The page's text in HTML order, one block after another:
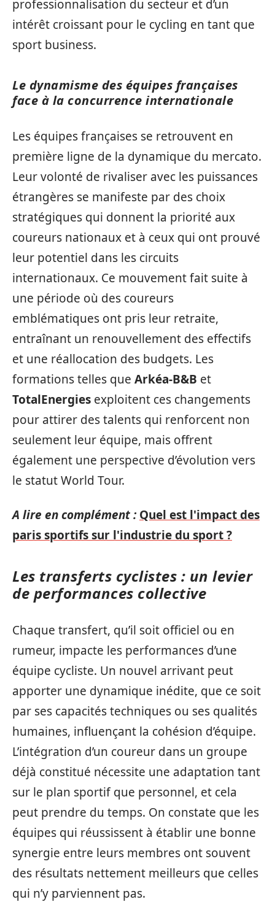
professionnalisation du secteur et d’un
intérêt croissant pour le cycling en tant que
sport business.
Le dynamisme des équipes françaises
face à la concurrence internationale
Les équipes françaises se retrouvent en
première ligne de la dynamique du mercato.
Leur volonté de rivaliser avec les puissances
étrangères se manifeste par des choix
stratégiques qui donnent la priorité aux
coureurs nationaux et à ceux qui ont prouvé
leur potentiel dans les circuits
internationaux. Ce mouvement fait suite à
une période où des coureurs
emblématiques ont pris leur retraite,
entraînant un renouvellement des effectifs
et une réallocation des budgets. Les
formations telles que Arkéa-B&B et
TotalEnergies exploitent ces changements
pour attirer des talents qui renforcent non
seulement leur équipe, mais offrent
également une perspective d’évolution vers
le statut World Tour.
A lire en complément : Quel est l'impact des
paris sportifs sur l'industrie du sport ?
Les transferts cyclistes : un levier
de performances collective
Chaque transfert, qu’il soit officiel ou en
rumeur, impacte les performances d’une
équipe cycliste. Un nouvel arrivant peut
apporter une dynamique inédite, que ce soit
par ses capacités techniques ou ses qualités
humaines, influençant la cohésion d’équipe.
L’intégration d’un coureur dans un groupe
déjà constitué nécessite une adaptation tant
sur le plan sportif que personnel, et cela
peut prendre du temps. On constate que les
équipes qui réussissent à établir une bonne
synergie entre leurs membres ont souvent
des résultats nettement meilleurs que celles
qui n’y parviennent pas.